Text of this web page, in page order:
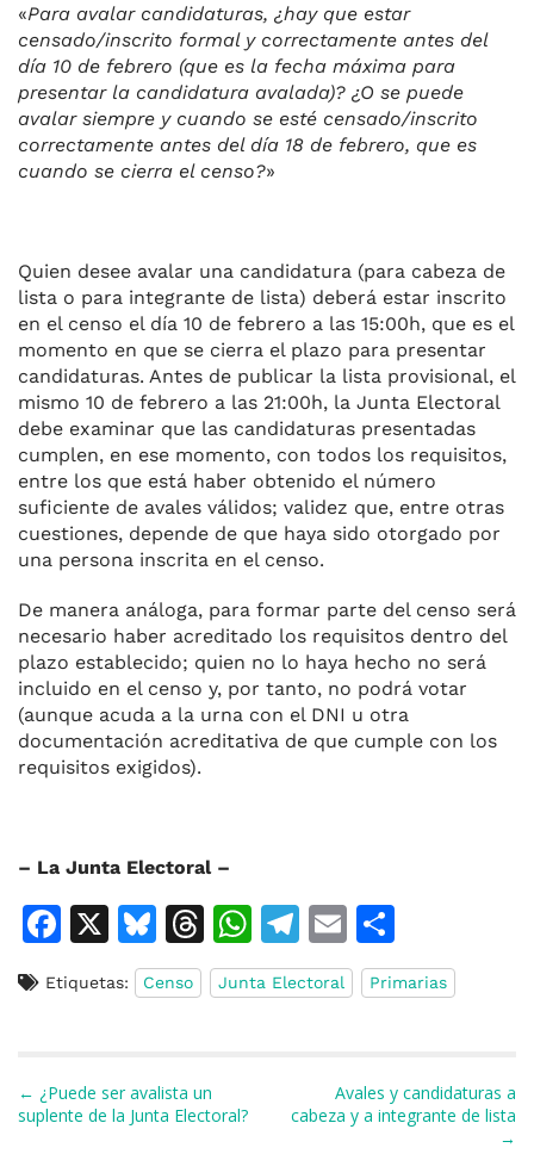
c
e
b
o
o
e
s
k
y
re
a
d
s
at
s
A
p
p
e
gr
a
m
ai
l
m
p
ar
ti
«Para avalar candidaturas, ¿hay que estar
censado/inscrito formal y correctamente antes del
día 10 de febrero (que es la fecha máxima para
presentar la candidatura avalada)? ¿O se puede
avalar siempre y cuando se esté censado/inscrito
correctamente antes del día 18 de febrero, que es
cuando se cierra el censo?»
Quien desee avalar una candidatura (para cabeza de
lista o para integrante de lista) deberá estar inscrito
en el censo el día 10 de febrero a las 15:00h, que es el
momento en que se cierra el plazo para presentar
candidaturas. Antes de publicar la lista provisional, el
mismo 10 de febrero a las 21:00h, la Junta Electoral
debe examinar que las candidaturas presentadas
cumplen, en ese momento, con todos los requisitos,
entre los que está haber obtenido el número
suficiente de avales válidos; validez que, entre otras
cuestiones, depende de que haya sido otorgado por
una persona inscrita en el censo.
De manera análoga, para formar parte del censo será
necesario haber acreditado los requisitos dentro del
plazo establecido; quien no lo haya hecho no será
incluido en el censo y, por tanto, no podrá votar
(aunque acuda a la urna con el DNI u otra
documentación acreditativa de que cumple con los
requisitos exigidos).
– La Junta Electoral –
F
c
b
o
X
Bl
u
e
k
y
T
h
re
s
W
h
at
T
el
e
m
E
m
ai
o
m
ti
Etiquetas: Censo Junta Electoral Primarias
Navegación de entradas
← ¿Puede ser avalista un
suplente de la Junta Electoral?
Avales y candidaturas a
cabeza y a integrante de lista
→